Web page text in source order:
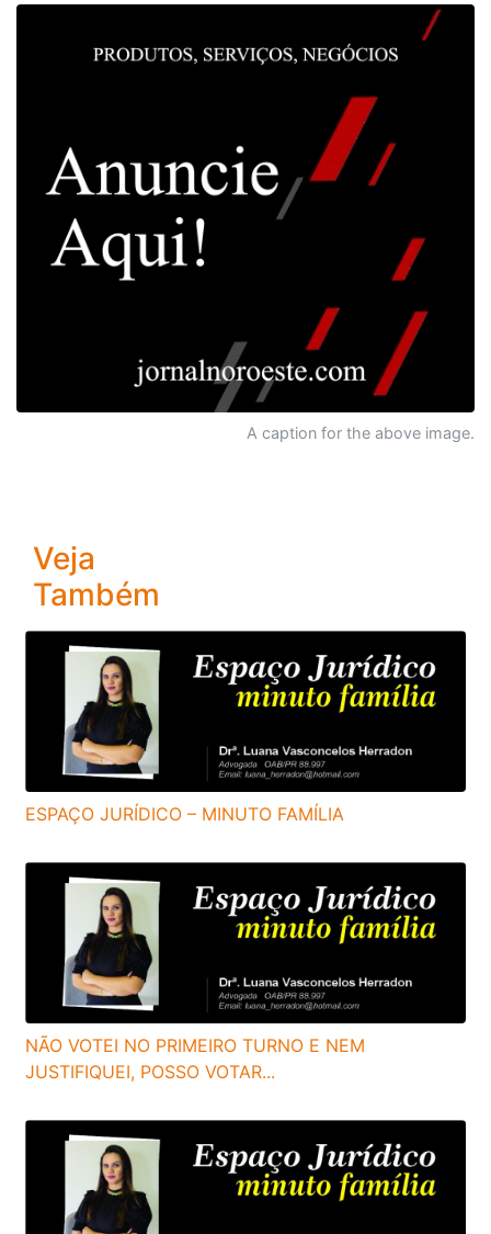
A caption for the above image.
Veja
Também
ESPAÇO JURÍDICO – MINUTO FAMÍLIA
NÃO VOTEI NO PRIMEIRO TURNO E NEM
JUSTIFIQUEI, POSSO VOTAR...